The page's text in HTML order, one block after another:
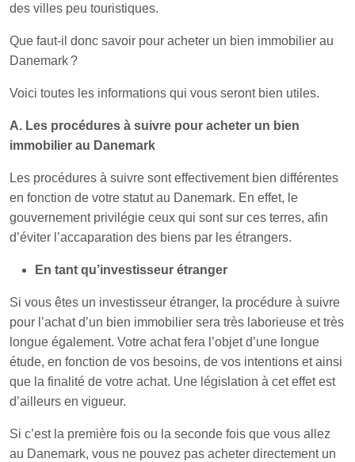
des villes peu touristiques.
Que faut-il donc savoir pour acheter un bien immobilier au
Danemark ?
Voici toutes les informations qui vous seront bien utiles.
A. Les procédures à suivre pour acheter un bien
immobilier au Danemark
Les procédures à suivre sont effectivement bien différentes
en fonction de votre statut au Danemark. En effet, le
gouvernement privilégie ceux qui sont sur ces terres, afin
d’éviter l’accaparation des biens par les étrangers.
En tant qu’investisseur étranger
Si vous êtes un investisseur étranger, la procédure à suivre
pour l’achat d’un bien immobilier sera très laborieuse et très
longue également. Votre achat fera l’objet d’une longue
étude, en fonction de vos besoins, de vos intentions et ainsi
que la finalité de votre achat. Une législation à cet effet est
d’ailleurs en vigueur.
Si c’est la première fois ou la seconde fois que vous allez
au Danemark, vous ne pouvez pas acheter directement un